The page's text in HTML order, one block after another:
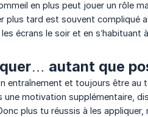
en plus peut jouer un rôle
plus tard est souvent compliqué
écrans le soir et en s’habituant
autant que
entraînement et toujours être au
une motivation supplémentaire,
plus tu réussis à les